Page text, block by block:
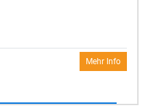
Mehr Info